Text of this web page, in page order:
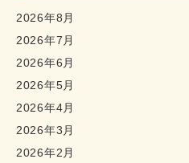
2026年8月
2026年7月
2026年6月
2026年5月
2026年4月
2026年3月
2026年2月